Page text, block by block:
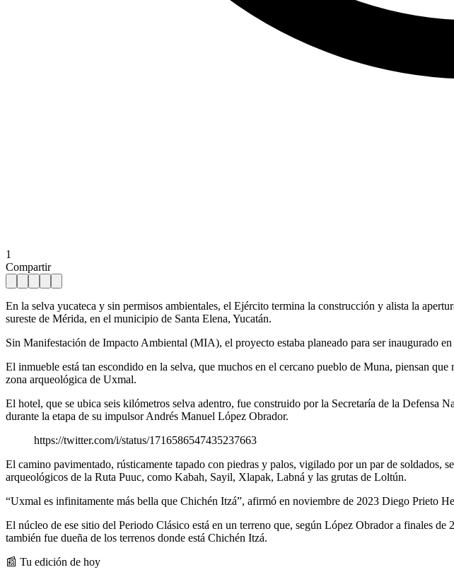
1
Compartir
En la selva yucateca y sin permisos ambientales, el Ejército termina la construcción y alista la
sureste de Mérida, en el municipio de Santa Elena, Yucatán.
Sin Manifestación de Impacto Ambiental (MIA), el proyecto estaba planeado para ser inaugurado
El inmueble está tan escondido en la selva, que muchos en el cercano pueblo de Muna, piensan
zona arqueológica de Uxmal.
El hotel, que se ubica seis kilómetros selva adentro, fue construido por la Secretaría de la Defensa
durante la etapa de su impulsor Andrés Manuel López Obrador.
https://twitter.com/i/status/1716586547435237663
El camino pavimentado, rústicamente tapado con piedras y palos, vigilado por un par de
arqueológicos de la Ruta Puuc, como Kabah, Sayil, Xlapak, Labná y las grutas de Loltún.
“Uxmal es infinitamente más bella que Chichén Itzá”, afirmó en noviembre de 2023 Diego Prieto
El núcleo de ese sitio del Periodo Clásico está en un terreno que, según López Obrador a finales
también fue dueña de los terrenos donde está Chichén Itzá.
📰 Tu edición de hoy